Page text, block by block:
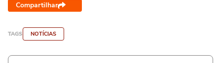
Compartilhar
TAGS NOTÍCIAS